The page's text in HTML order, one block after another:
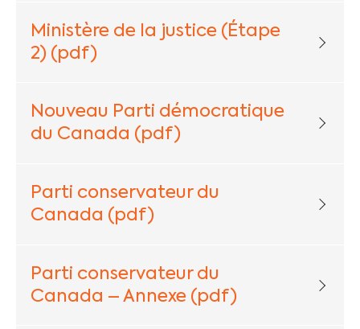
Ministère de la justice (Étape
2) (pdf)
Nouveau Parti démocratique
du Canada (pdf)
Parti conservateur du
Canada (pdf)
Parti conservateur du
Canada – Annexe (pdf)